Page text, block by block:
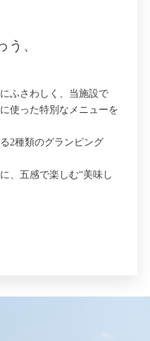
、
ふさわしく、当施設で
使った特別なメニューを
2種類のグランピング
、五感で楽しむ“美味し